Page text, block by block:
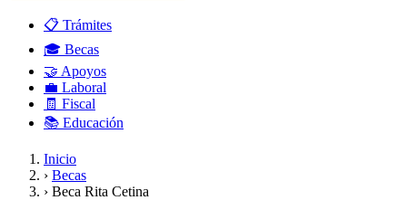
📋 Trámites
🎓 Becas
🤝 Apoyos
💼 Laboral
🧾 Fiscal
📚 Educación
Inicio
› Becas
› Beca Rita Cetina